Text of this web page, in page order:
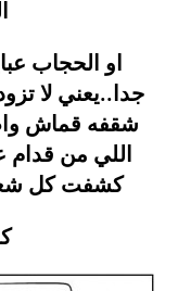
او الحجاب
جدا..يعني لا
شقفه قماش
اللي من قدام
كشفت كل